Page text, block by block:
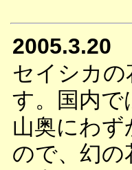
2005.3.20
セイシカ
す。国内で
山奥にわ
ので、幻